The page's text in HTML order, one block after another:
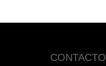
CONTACTO